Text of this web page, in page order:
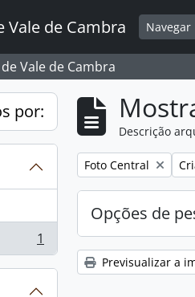
de Cambra Navegar
Vale de Cambra
por:
1
Descrição
Remover filtro:
Foto Central
Opções de
Previsualizar a